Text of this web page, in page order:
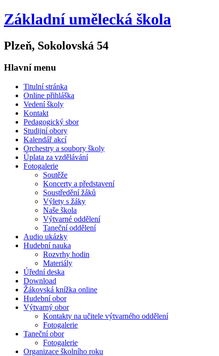
Základní umělecká škola
Plzeň, Sokolovská 54
Hlavní menu
Titulní stránka
Online přihláška
Vedení školy
Kontakt
Pedagogický sbor
Studijní obory
Kalendář akcí
Orchestry a soubory školy
Úplata za vzdělávání
Fotogalerie
Soutěže
Koncerty a představení
Soustředění žáků
Výlety s žáky
Naše škola
Výtvarné oddělení
Taneční oddělení
Audio ukázky
Hudební nauka
Rozvrhy hodin
Materiály
Úřední deska
Download
Žákovská knížka online
Hudební obor
Výtvarný obor
Kontakty na učitele výtvarného oddělení
Fotogalerie
Taneční obor
Fotogalerie
Organizace školního roku